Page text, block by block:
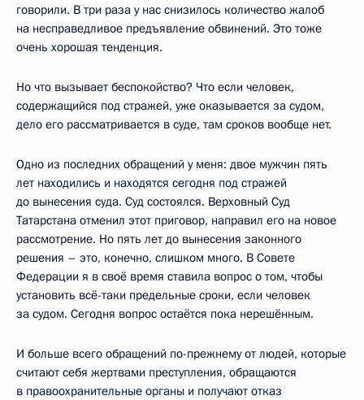
говорили. В три раза у нас снизилось количество жалоб
на несправедливое предъявление обвинений. Это тоже
очень хорошая тенденция.
Но что вызывает беспокойство? Что если человек,
содержащийся под стражей, уже оказывается за судом,
дело его рассматривается в суде, там сроков вообще нет.
Одно из последних обращений у меня: двое мужчин пять
лет находились и находятся сегодня под стражей
до вынесения суда. Суд состоялся. Верховный Суд
Татарстана отменил этот приговор, направил его на новое
рассмотрение. Но пять лет до вынесения законного
решения – это, конечно, слишком много. В Совете
Федерации я в своё время ставила вопрос о том, чтобы
установить всё-таки предельные сроки, если человек
за судом. Сегодня вопрос остаётся пока нерешённым.
И больше всего обращений по-прежнему от людей, которые
считают себя жертвами преступления, обращаются
в правоохранительные органы и получают отказ